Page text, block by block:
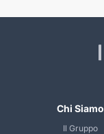
Chi Siamo
Il Gruppo